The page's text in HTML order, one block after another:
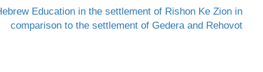
Education in the settlement of Rishon Ke Zion in
comparison to the settlement of Gedera and Rehovot